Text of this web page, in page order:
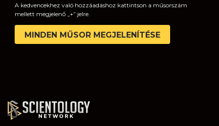
A kedvencekhez való hozzáadáshoz kattintson a műsorszám
mellett megjelenő „+” jelre.
MINDEN MŰSOR MEGJELENÍTÉSE